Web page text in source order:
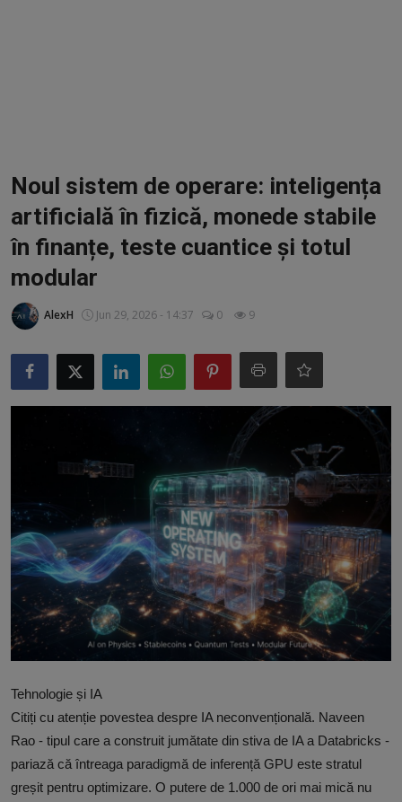
Guest Post
Guest Post
ChatGPT: Cel mai avansat chatbot AI
Aliexpress
Amintiri din Viitor
Free Script
Ai RoadMap
Podcast
Noul sistem de operare: inteligența
artificială în fizică, monede stabile
în finanțe, teste cuantice și totul
modular
AlexH Jun 29, 2026 - 14:37 0 9
Tehnologie și IA
Citiți cu atenție povestea despre IA neconvențională. Naveen
Rao - tipul care a construit jumătate din stiva de IA a Databricks -
pariază că întreaga paradigmă de inferență GPU este stratul
greșit pentru optimizare. O putere de 1.000 de ori mai mică nu